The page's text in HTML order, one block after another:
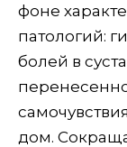
фоне
патологий:
болей в
дом.